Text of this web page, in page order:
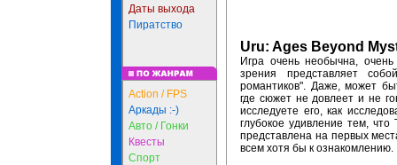
Даты выхода
Пиратство
Action / FPS
Аркады :-)
Авто / Гонки
Квесты
Спорт
Uru: Ages Beyond
Игра очень необычна,
зрения представляет
романтиков". Даже, может
где сюжет не довлеет и не
исследуете его, как
глубокое удивление тем,
представлена на первых
всем хотя бы к ознакомлению.